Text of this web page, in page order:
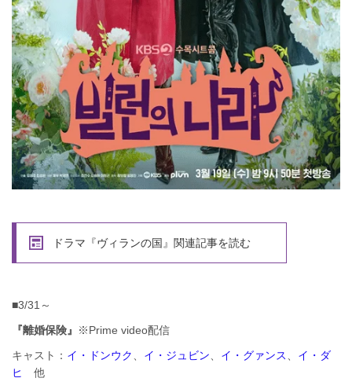
ドラマ『ヴィランの国』関連記事を読む
■3/31～
『離婚保険』
※Prime video配信
キャスト： イ・ドンウク イ・ジュビン イ・グァンス
イ・ダ
ヒ
他